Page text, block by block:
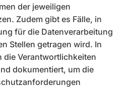
der jeweiligen
Zudem gibt es Fälle, in
für die Datenverarbeitung
Stellen getragen wird. In
die Verantwortlichkeiten
dokumentiert, um die